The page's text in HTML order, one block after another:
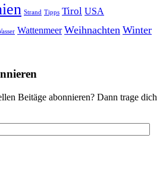
Strand Tipps Tirol USA
Wattenmeer Weihnachten Winter
Beitäge abonnieren? Dann trage dich